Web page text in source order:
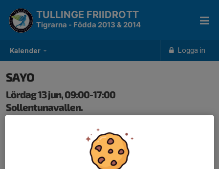
Kalender Logga in
TULLINGE FRIIDROTT
Tigrarna - Födda 2013 & 2014
SAYO
Lördag 13 jun, 09:00-17:00
Sollentunavallen.
Nu är det läge att anmäla sig till SAYO 13-14 juni.